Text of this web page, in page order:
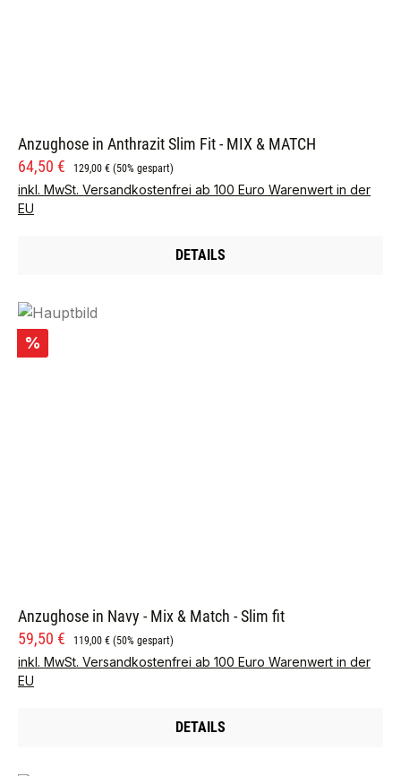
Anzughose in Anthrazit Slim Fit - MIX & MATCH
Verkaufspreis:
64,50 € Regulärer Preis:
129,00 € (50% gespart)
inkl. MwSt. Versandkostenfrei ab 100 Euro Warenwert in der
EU
DETAILS
Rabatt
%
Anzughose in Navy - Mix & Match - Slim fit
Verkaufspreis:
59,50 € Regulärer Preis:
119,00 € (50% gespart)
inkl. MwSt. Versandkostenfrei ab 100 Euro Warenwert in der
EU
DETAILS